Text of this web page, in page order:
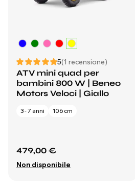
5(1 recensione)
ATV mini quad per
bambini 800 W | Beneo
Motors Veloci | Giallo
3 - 7 anni 106 cm
479,00 €
Non disponibile